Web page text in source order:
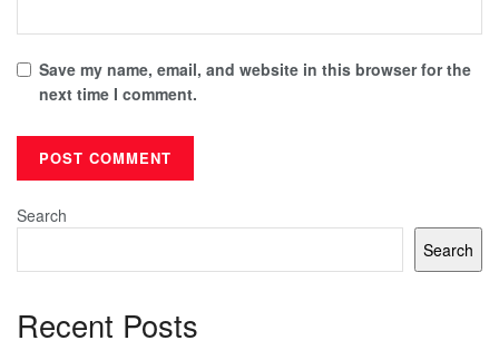
Save my name, email, and website in this browser for the
next time I comment.
Search
Search
Recent Posts